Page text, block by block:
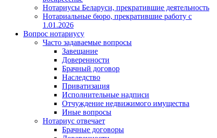
Нотариусы Беларуси, прекратившие деятельность
Нотариальные бюро, прекратившие работу с
1.01.2026
Вопрос нотариусу
Часто задаваемые вопросы
Завещание
Доверенности
Брачный договор
Наследство
Приватизация
Исполнительные надписи
Отчуждение недвижимого имущества
Иные вопросы
Нотариус отвечает
Брачные договоры